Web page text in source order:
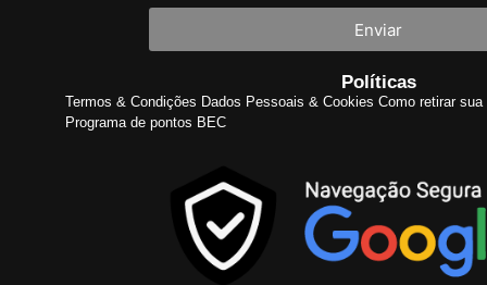
Enviar
Políticas
Termos & Condições Dados Pessoais & Cookies Como retirar
Programa de pontos BEC